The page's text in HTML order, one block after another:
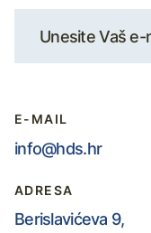
E-MAIL
info@hds.hr
ADRESA
Berislavićeva 9,